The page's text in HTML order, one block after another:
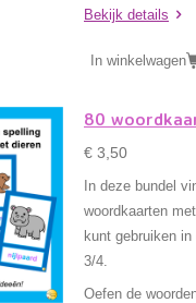
Bekijk details
In winkelwagen
80
€ 3,50
In deze bundel
woordkaarten
kunt gebruiken
3/4.
Oefen de